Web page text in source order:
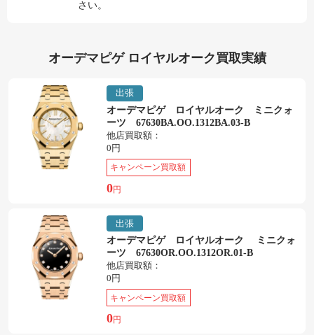
さい。
オーデマピゲ ロイヤルオーク買取実績
出張
オーデマピゲ ロイヤルオーク ミニクォ
ーツ 67630BA.OO.1312BA.03-B
他店買取額：
0円
キャンペーン買取額
0円
出張
オーデマピゲ ロイヤルオーク ミニクォ
ーツ 67630OR.OO.1312OR.01-B
他店買取額：
0円
キャンペーン買取額
0円